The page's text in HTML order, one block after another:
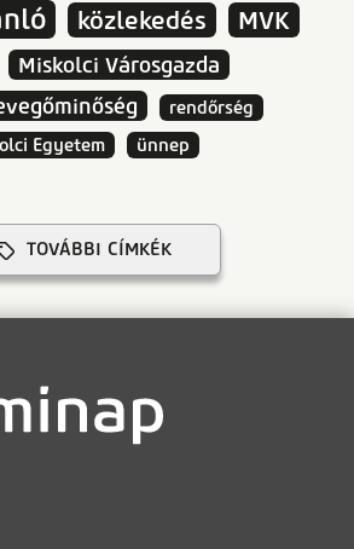
közlekedés MVK
Miskolci Városgazda
rendőrség
Egyetem
ünnep
TOVÁBBI CÍMKÉK